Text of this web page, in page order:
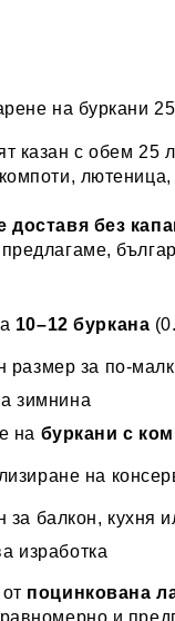
на буркани
казан с обем 25
доставя без
10–12 буркана
размер за по-
зимнина
на буркани с
на
за балкон, кухня
изработка
поцинкована